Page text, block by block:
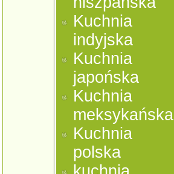
Kuchnia
indyjska
Kuchnia
japońska
Kuchnia
meksykańska
Kuchnia
polska